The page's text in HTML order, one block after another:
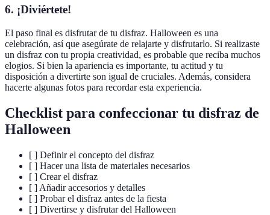
6. ¡Diviértete!
El paso final es disfrutar de tu disfraz. Halloween es una
celebración, así que asegúrate de relajarte y disfrutarlo. Si realizaste
un disfraz con tu propia creatividad, es probable que reciba muchos
elogios. Si bien la apariencia es importante, tu actitud y tu
disposición a divertirte son igual de cruciales. Además, considera
hacerte algunas fotos para recordar esta experiencia.
Checklist para confeccionar tu disfraz de
Halloween
[ ] Definir el concepto del disfraz
[ ] Hacer una lista de materiales necesarios
[ ] Crear el disfraz
[ ] Añadir accesorios y detalles
[ ] Probar el disfraz antes de la fiesta
[ ] Divertirse y disfrutar del Halloween